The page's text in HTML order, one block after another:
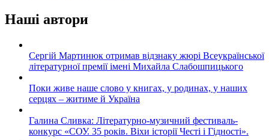
Наші автори
Сергій Мартинюк отримав відзнаку жюрі Всеукраїнської
літературної премії імені Михайла Слабошпицького
Поки живе наше слово у книгах, у родинах, у наших
серцях – житиме й Україна
Галина Сливка: Літературно-музичний фестиваль-
конкурс «СОУ. 35 років. Віхи історії Честі і Гідності».